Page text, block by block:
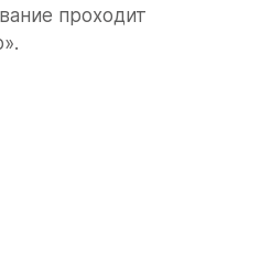
проходит